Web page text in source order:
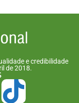
e credibilidade
de 2018.